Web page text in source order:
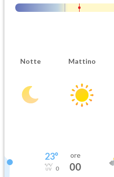
Notte Mattino
23°
0
ore
00